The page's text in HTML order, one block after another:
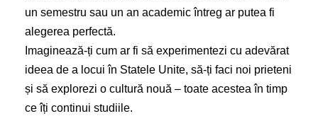
un semestru sau un an academic întreg ar putea fi
alegerea perfectă.
Imaginează-ți cum ar fi să experimentezi cu adevărat
ideea de a locui în Statele Unite, să-ți faci noi prieteni
și să explorezi o cultură nouă – toate acestea în timp
ce îți continui studiile.